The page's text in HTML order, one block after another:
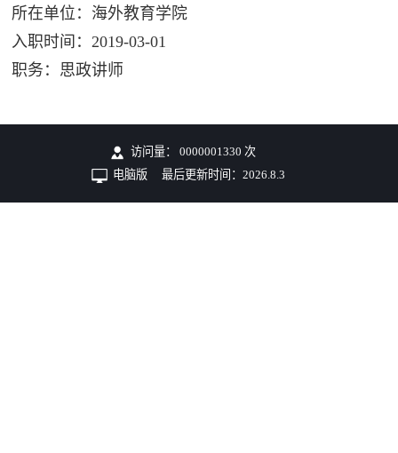
所在单位：海外教育学院
入职时间：2019-03-01
职务：思政讲师
访问量： 0000001330 次
电脑版
最后更新时间：2026.8.3